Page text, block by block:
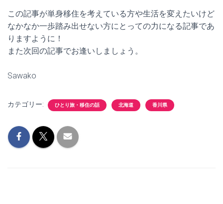
この記事が単身移住を考えている方や生活を変えたいけど
なかなか一歩踏み出せない方にとっての力になる記事であ
りますように！
また次回の記事でお逢いしましょう。
Sawako
カテゴリー: ひとり旅・移住の話 北海道 香川県